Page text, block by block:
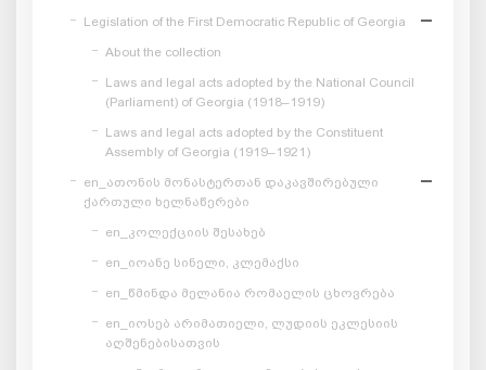
Legislation of the First Democratic Republic of Georgia
About the collection
Laws and legal acts adopted by the National Council
(Parliament) of Georgia (1918–1919)
Laws and legal acts adopted by the Constituent
Assembly of Georgia (1919–1921)
en_ათონის მონასტერთან დაკავშირებული
ქართული ხელნაწერები
en_კოლექციის შესახებ
en_იოანე სინელი, კლემაქსი
en_წმინდა მელანია რომაელის ცხოვრება
en_იოსებ არიმათიელი, ლუდიის ეკლესიის
აღშენებისათვის